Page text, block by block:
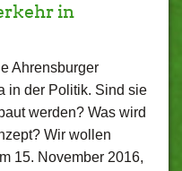
in
Ahrensburger
in der Politik. Sind sie
werden? Was wird
Wir wollen
15. November 2016,